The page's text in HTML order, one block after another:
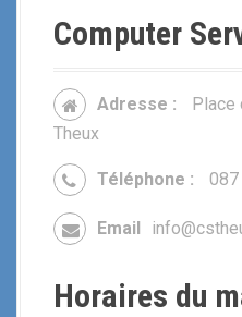
Computer
Adresse :
Place
Theux
Téléphone : 087
Email
Horaires du